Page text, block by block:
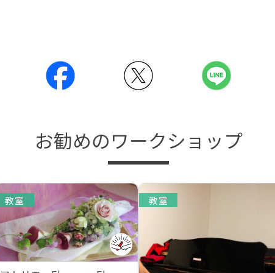
お勧めのワークショップ
教室 教室